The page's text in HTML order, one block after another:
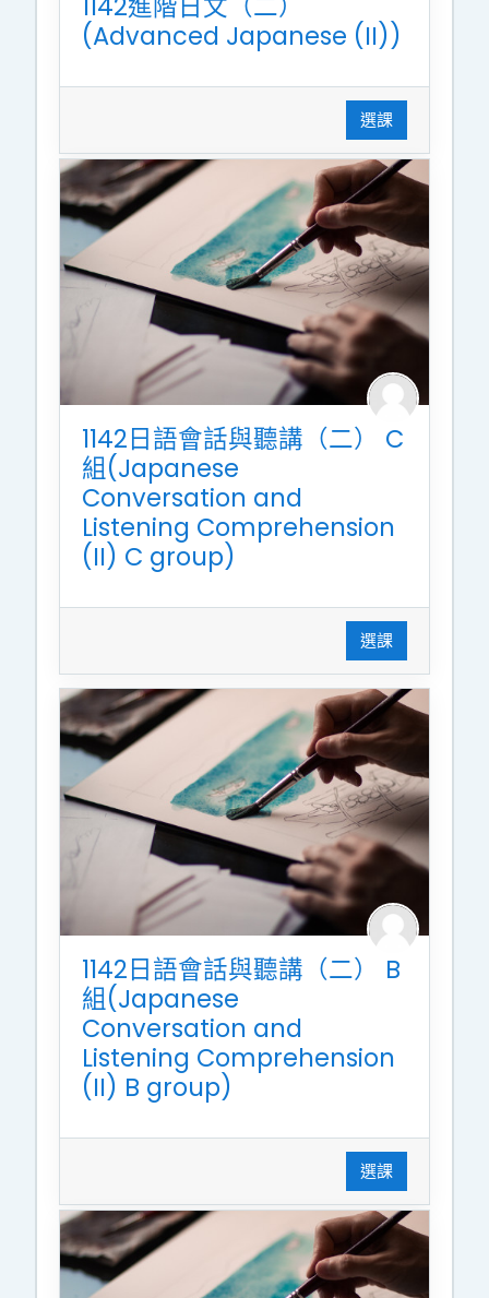
(Advanced Japanese (II))
選課
1142日語會話與聽講（二） C
組(Japanese
Conversation and
Listening Comprehension
(II) C group)
選課
1142日語會話與聽講（二） B
組(Japanese
Conversation and
Listening Comprehension
(II) B group)
選課